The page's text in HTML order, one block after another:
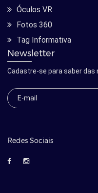
Óculos VR
Fotos 360
Tag Informativa
Newsletter
Cadastre-se para saber das
Redes Sociais